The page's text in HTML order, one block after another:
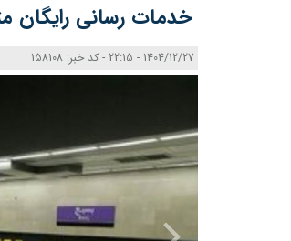
خدمات رسانی رایگان
1404/12/27 - 22:15 - کد خبر: 158108